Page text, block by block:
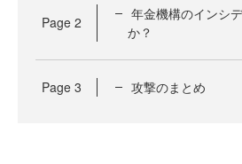
Page 2
年金機構のインシ
か？
Page 3 攻撃のまとめ